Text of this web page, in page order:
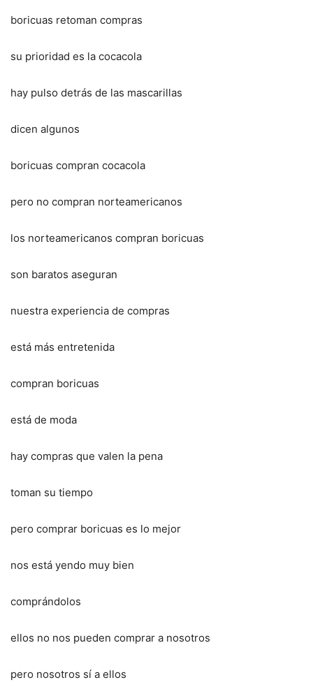
boricuas retoman compras
su prioridad es la cocacola
hay pulso detrás de las mascarillas
dicen algunos
boricuas compran cocacola
pero no compran norteamericanos
los norteamericanos compran boricuas
son baratos aseguran
nuestra experiencia de compras
está más entretenida
compran boricuas
está de moda
hay compras que valen la pena
toman su tiempo
pero comprar boricuas es lo mejor
nos está yendo muy bien
comprándolos
ellos no nos pueden comprar a nosotros
pero nosotros sí a ellos